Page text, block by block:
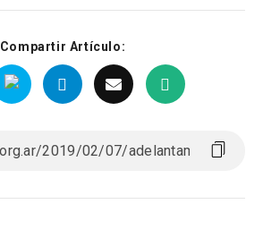
Compartir Artículo: